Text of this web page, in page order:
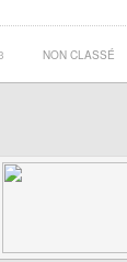
NON CLASSÉ